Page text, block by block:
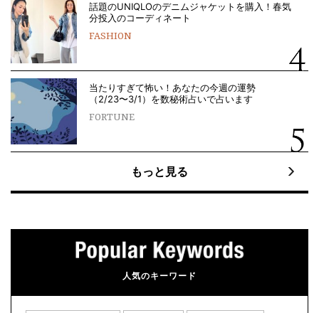
話題のUNIQLOのデニムジャケットを購入！春気
分投入のコーディネート
FASHION
当たりすぎて怖い！あなたの今週の運勢
（2/23〜3/1）を数秘術占いで占います
FORTUNE
もっと見る
人気のキーワード